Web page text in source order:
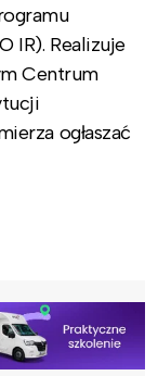
IR). Realizuje
Centrum
ogłaszać